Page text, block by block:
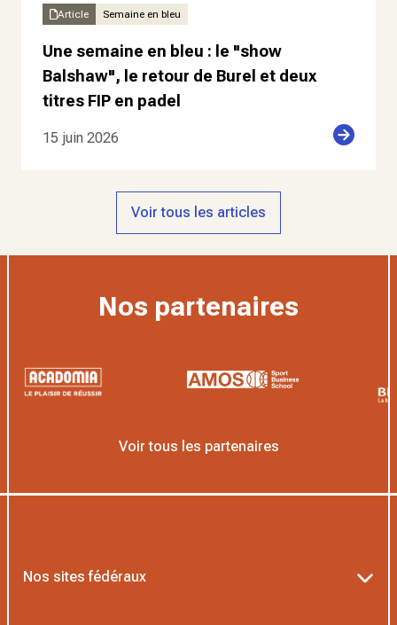
Article Semaine en bleu
Une semaine en bleu : le "show
Balshaw", le retour de Burel et deux
titres FIP en padel
15 juin 2026
Voir tous les articles
Nos partenaires
Voir tous les partenaires
Nos sites fédéraux